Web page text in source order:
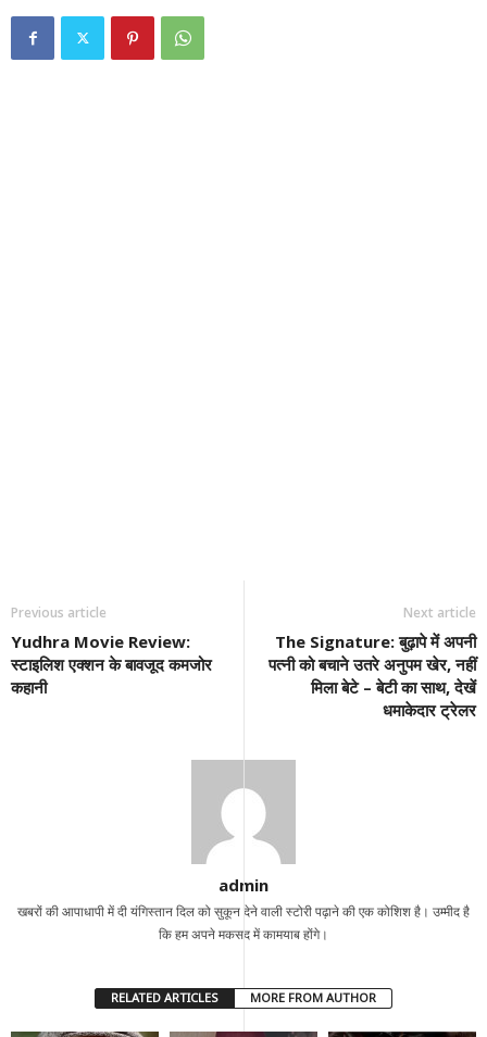
Previous article
Yudhra Movie Review:
स्टाइलिश एक्शन के बावजूद कमजोर
कहानी
Next article
The Signature: बुढ़ापे में अपनी
पत्नी को बचाने उतरे अनुपम खेर, नहीं
मिला बेटे – बेटी का साथ, देखें
धमाकेदार ट्रेलर
admin
खबरों की आपाधापी में दी यंगिस्तान दिल को सुकून देने वाली स्टोरी पढ़ाने की एक कोशिश है। उम्मीद है
कि हम अपने मकसद में कामयाब होंगे।
RELATED ARTICLES MORE FROM AUTHOR